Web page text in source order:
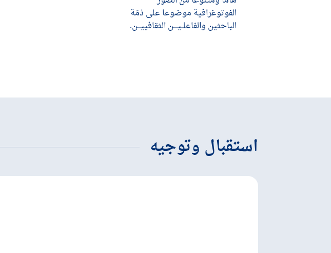
الفوتوغرافية موضوعا على ذمّة
الباحثين والفاعلــيــــن الثقافييـــن.
استقبال وتوجيه